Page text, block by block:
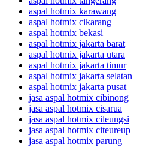
aspal hotmix karawang
aspal hotmix cikarang
aspal hotmix bekasi
aspal hotmix jakarta barat
aspal hotmix jakarta utara
aspal hotmix jakarta timur
aspal hotmix jakarta selatan
aspal hotmix jakarta pusat
jasa aspal hotmix cibinong
jasa aspal hotmix cisarua
jasa aspal hotmix cileungsi
jasa aspal hotmix citeureup
jasa aspal hotmix parung